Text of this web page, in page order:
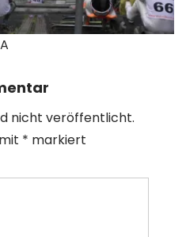
nicht veröffentlicht.
* markiert